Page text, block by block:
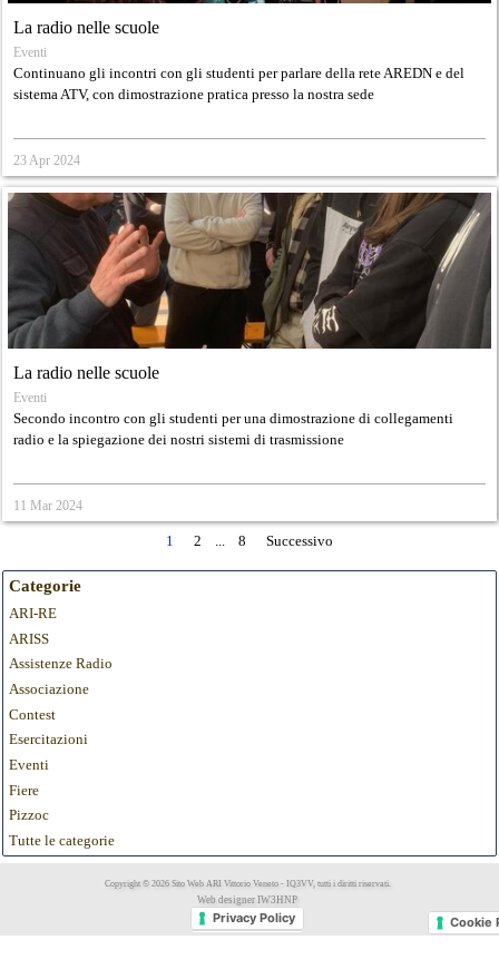
La radio nelle scuole
Eventi
Continuano gli incontri con gli studenti per parlare della rete AREDN e del
sistema ATV, con dimostrazione pratica presso la nostra sede
23 Apr 2024
La radio nelle scuole
Eventi
Secondo incontro con gli studenti per una dimostrazione di collegamenti
radio e la spiegazione dei nostri sistemi di trasmissione
11 Mar 2024
1 2 ... 8 Successivo
Categorie
ARI-RE
ARISS
Assistenze Radio
Associazione
Contest
Esercitazioni
Eventi
Fiere
Pizzoc
Tutte le categorie
Web designer IW3HNP
Copyright © 2026 Sito Web ARI Vittorio Veneto - IQ3VV, tutti i diritti riservati.
Privacy Policy
Cookie